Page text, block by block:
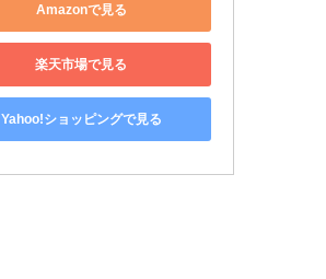
Amazonで見る
楽天市場で見る
Yahoo!ショッピングで見る